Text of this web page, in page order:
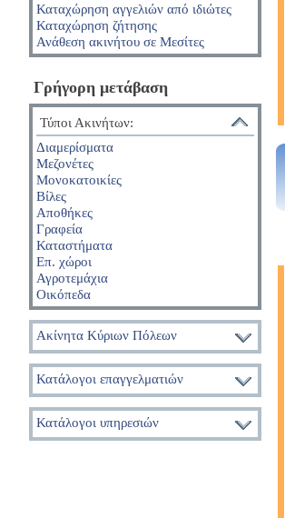
Καταχώρηση αγγελιών από ιδιώτες
Καταχώρηση ζήτησης
Ανάθεση ακινήτου σε Μεσίτες
Γρήγορη μετάβαση
Τύποι Ακινήτων:
Διαμερίσματα
Μεζονέτες
Μονοκατοικίες
Βίλες
Αποθήκες
Γραφεία
Καταστήματα
Επ. χώροι
Αγροτεμάχια
Οικόπεδα
Ακίνητα Κύριων Πόλεων
Κατάλογοι επαγγελματιών
Κατάλογοι υπηρεσιών